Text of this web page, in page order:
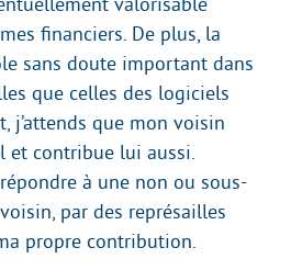
valorisable
financiers. De plus, la
sans doute important dans
que celles des logiciels
j’attends que mon voisin
et contribue lui aussi.
à une non ou sous-
par des représailles
propre contribution.